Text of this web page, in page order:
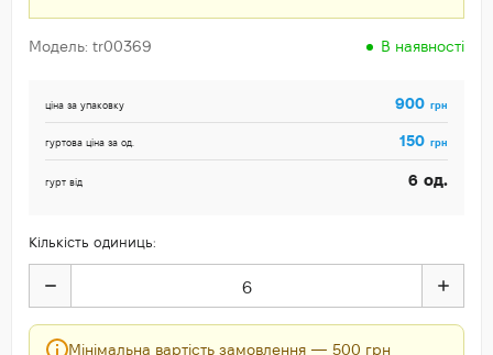
Модель: tr00369 В наявності
ціна за упаковку 900 грн
гуртова ціна за од. 150 грн
гурт від 6 од.
Кількість одиниць:
Мінімальна вартість замовлення — 500 грн